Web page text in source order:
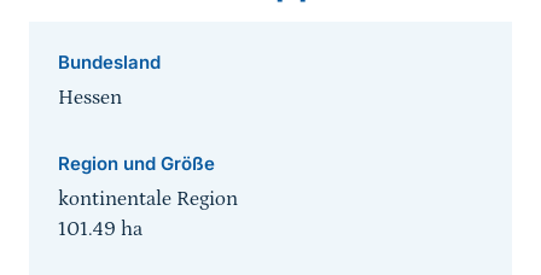
Bundesland
Hessen
Region und Größe
kontinentale Region
101.49 ha